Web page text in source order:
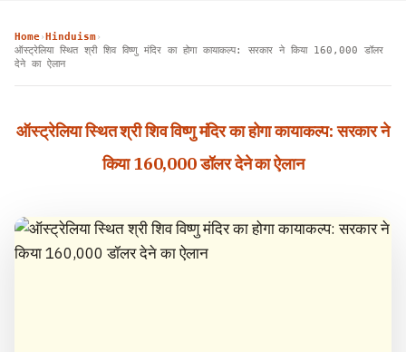
Home› Hinduism›
ऑस्ट्रेलिया स्थित श्री शिव विष्णु मंदिर का होगा कायाकल्प: सरकार ने किया 160,000 डॉलर
देने का ऐलान
ऑस्ट्रेलिया स्थित श्री शिव विष्णु मंदिर का होगा कायाकल्प: सरकार ने
किया 160,000 डॉलर देने का ऐलान